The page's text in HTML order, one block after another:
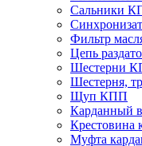
Сальники
Фильтр
Цепь
Шестерни
Шестерня,
Щуп КПП
Карданный
Крестовина
Муфта